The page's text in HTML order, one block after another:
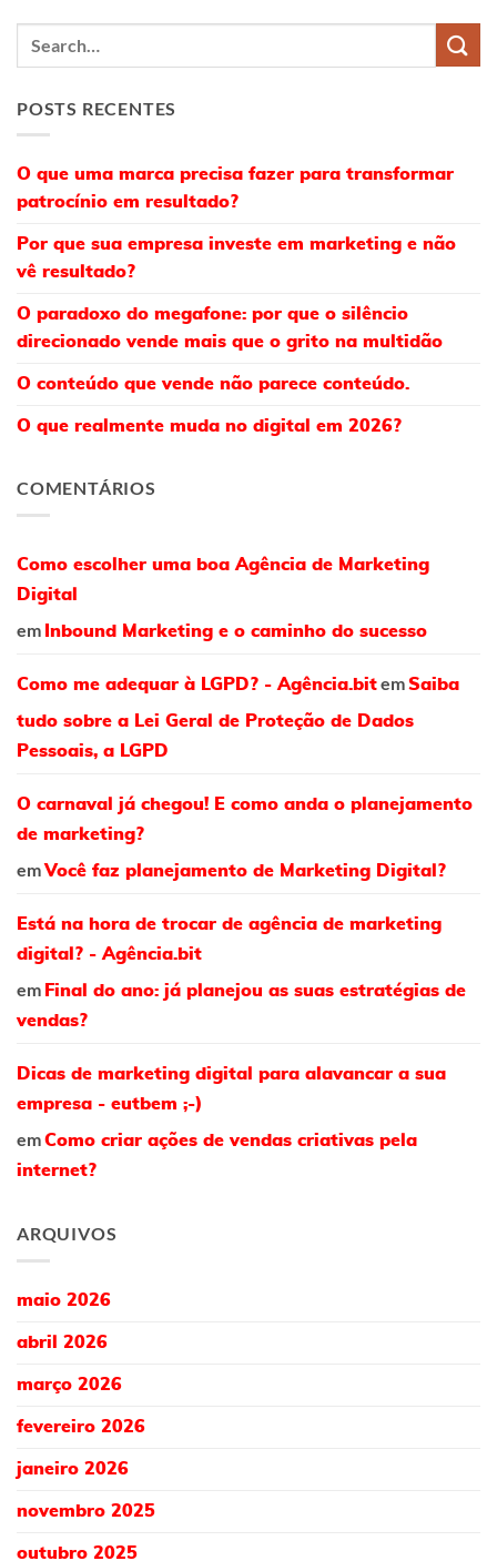
POSTS RECENTES
O que uma marca precisa fazer para transformar
patrocínio em resultado?
Por que sua empresa investe em marketing e não
vê resultado?
O paradoxo do megafone: por que o silêncio
direcionado vende mais que o grito na multidão
O conteúdo que vende não parece conteúdo.
O que realmente muda no digital em 2026?
COMENTÁRIOS
Como escolher uma boa Agência de Marketing
Digital
em Inbound Marketing e o caminho do sucesso
Como me adequar à LGPD? - Agência.bitemSaiba
tudo sobre a Lei Geral de Proteção de Dados
Pessoais, a LGPD
O carnaval já chegou! E como anda o planejamento
de marketing?
emVocê faz planejamento de Marketing Digital?
Está na hora de trocar de agência de marketing
digital? - Agência.bit
em Final do ano: já planejou as suas estratégias de
vendas?
Dicas de marketing digital para alavancar a sua
empresa - eutbem ;-)
emComo criar ações de vendas criativas pela
internet?
ARQUIVOS
maio 2026
abril 2026
março 2026
fevereiro 2026
janeiro 2026
novembro 2025
outubro 2025